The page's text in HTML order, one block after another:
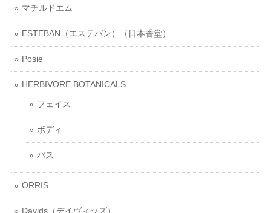
マチルドエム
ESTEBAN（エステバン）（日本香堂）
Posie
HERBIVORE BOTANICALS
フェイス
ボディ
バス
ORRIS
Davids（デイヴィッズ）